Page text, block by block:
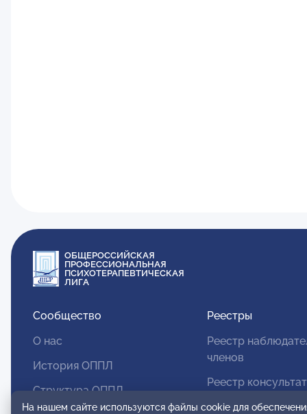
ОБЩЕРОССИЙСКАЯ
ПРОФЕССИОНАЛЬНАЯ
ПСИХОТЕРАПЕВТИЧЕСКАЯ
ЛИГА
Сообщество
О нас
История ОППЛ
Структура ОППЛ
Реестры
Реестр
членов
Реестр
На нашем сайте используются файлы cookie для